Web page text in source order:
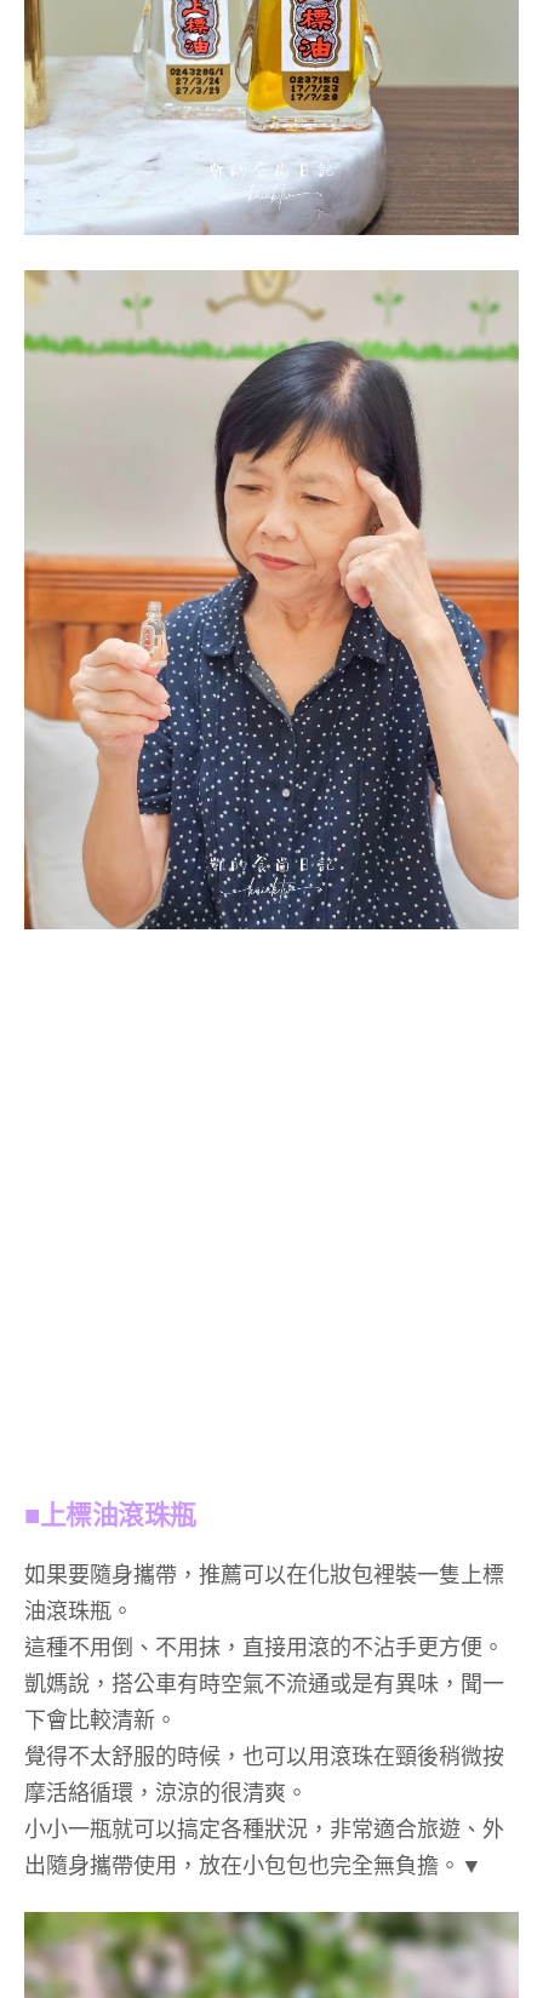
■上標油滾珠瓶
如果要隨身攜帶，推薦可以在化妝包裡裝一隻上標
油滾珠瓶。
這種不用倒、不用抹，直接用滾的不沾手更方便。
凱媽說，搭公車有時空氣不流通或是有異味，聞一
下會比較清新。
覺得不太舒服的時候，也可以用滾珠在頸後稍微按
摩活絡循環，涼涼的很清爽。
小小一瓶就可以搞定各種狀況，非常適合旅遊、外
出隨身攜帶使用，放在小包包也完全無負擔。▼